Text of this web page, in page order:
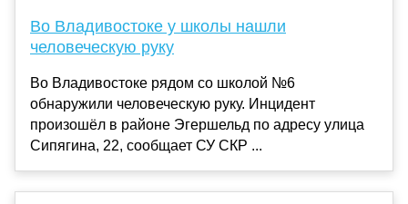
Во Владивостоке у школы нашли
человеческую руку
Во Владивостоке рядом со школой №6
обнаружили человеческую руку. Инцидент
произошёл в районе Эгершельд по адресу улица
Сипягина, 22, сообщает СУ СКР ...